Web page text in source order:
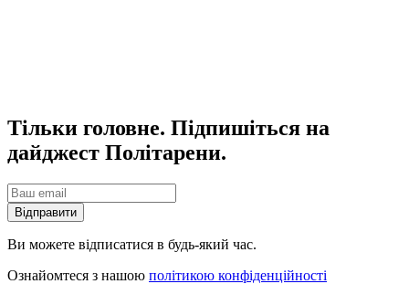
Тільки головне. Підпишіться на
дайджест Політарени.
Відправити
Ви можете відписатися в будь-який час.
Ознайомтеся з нашою політикою конфіденційності